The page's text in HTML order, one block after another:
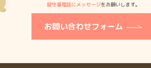
留守番電話にメッセージをお願いします。
お問い合わせフォーム